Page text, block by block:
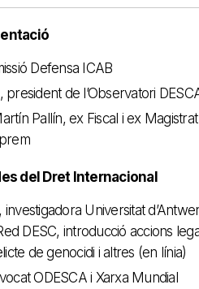
Defensa ICAB
de l’Observatori
Pallín, ex Fiscal i ex Magistrat
del Dret Internacional
Universitat
DESC, introducció accions
de genocidi i altres (en línia)
ODESCA i Xarxa Mundial